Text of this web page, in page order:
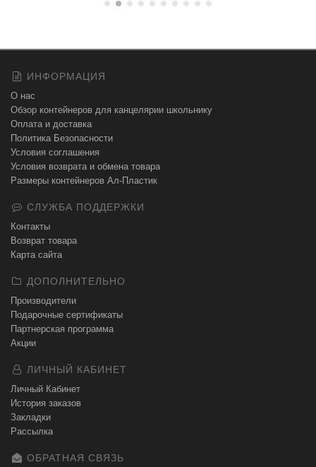
ИНФОРМАЦИЯ
О нас
Обзор контейнеров для канцелярии школьнику
Оплата и доставка
Политика Безопасности
Условия соглашения
Условия возврата и обмена товара
Размеры контейнеров Ал-Пластик
СЛУЖБА ПОДДЕРЖКИ
Контакты
Возврат товара
Карта сайта
ДОПОЛНИТЕЛЬНО
Производители
Подарочные сертификаты
Партнерская программа
Акции
ЛИЧНЫЙ КАБИНЕТ
Личный Кабинет
История заказов
Закладки
Рассылка
ОБРАТНАЯ СВЯЗЬ